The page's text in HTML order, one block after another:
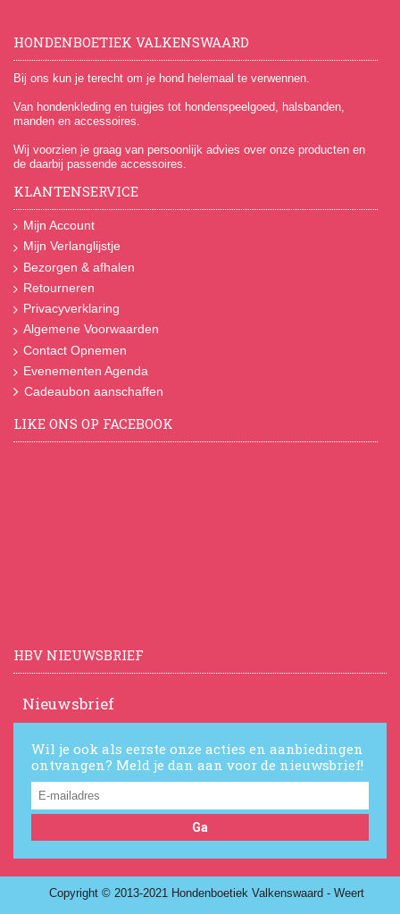
HONDENBOETIEK VALKENSWAARD
Bij ons kun je terecht om je hond helemaal te verwennen.
Van hondenkleding en tuigjes tot hondenspeelgoed, halsbanden,
manden en accessoires.
Wij voorzien je graag van persoonlijk advies over onze producten en
de daarbij passende accessoires.
KLANTENSERVICE
Mijn Account
Mijn Verlanglijstje
Bezorgen & afhalen
Retourneren
Privacyverklaring
Algemene Voorwaarden
Contact Opnemen
Evenementen Agenda
Cadeaubon aanschaffen
LIKE ONS OP FACEBOOK
HBV NIEUWSBRIEF
Nieuwsbrief
Wil je ook als eerste onze acties en aanbiedingen
ontvangen? Meld je dan aan voor de nieuwsbrief!
Ga
Copyright © 2013-2021 Hondenboetiek Valkenswaard - Weert